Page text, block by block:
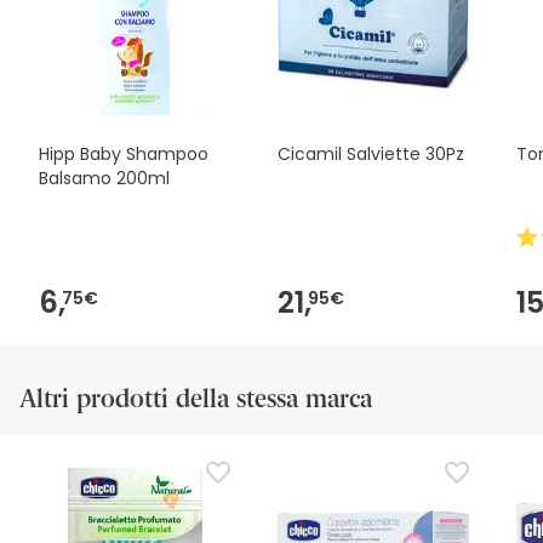
avete domande sulla sicurezza, non esitate a contattarci.
Inoltre, se lo desiderate, potete anche restituirlo seguendo i
termini e condizioni
Hipp Baby Shampoo
Balsamo 200ml
6,75€
Cicamil Salviette 30Pz
21,95€
Altri prodotti della stessa marca